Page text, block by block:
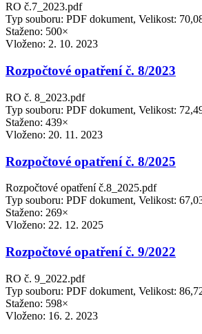
RO č.7_2023.pdf
Typ souboru: PDF dokument, Velikost:
Staženo: 500×
Vloženo: 2. 10. 2023
Rozpočtové opatření č. 8/2023
RO č. 8_2023.pdf
Typ souboru: PDF dokument, Velikost:
Staženo: 439×
Vloženo: 20. 11. 2023
Rozpočtové opatření č. 8/2025
Rozpočtové opatření č.8_2025.pdf
Typ souboru: PDF dokument, Velikost:
Staženo: 269×
Vloženo: 22. 12. 2025
Rozpočtové opatření č. 9/2022
RO č. 9_2022.pdf
Typ souboru: PDF dokument, Velikost:
Staženo: 598×
Vloženo: 16. 2. 2023